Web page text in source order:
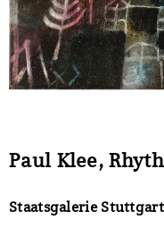
Paul Klee,
Staatsgalerie Stuttgart